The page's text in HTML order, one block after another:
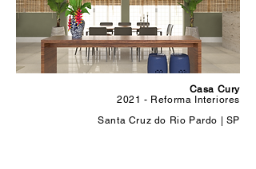
Casa Cury
2021 - Reforma Interiores
Santa Cruz do Rio Pardo | SP